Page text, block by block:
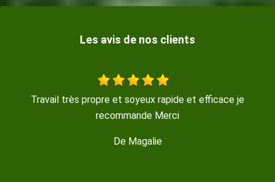
Les avis de nos clients
Travail très propre et soyeux rapide et efficace je
recommande Merci
De Magalie